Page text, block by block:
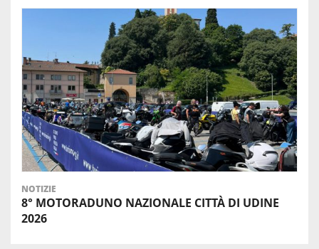
NOTIZIE
8° MOTORADUNO NAZIONALE CITTÀ DI UDINE
2026